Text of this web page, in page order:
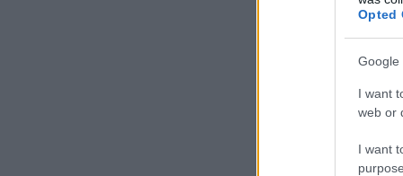
Opted
Google
I want
web or
I want